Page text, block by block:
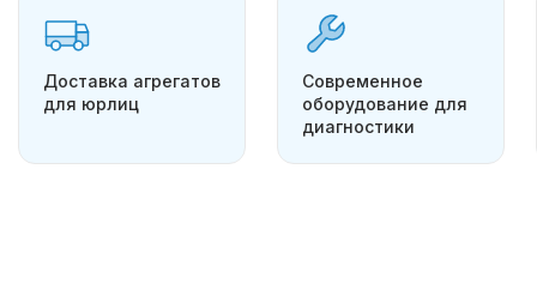
Доставка агрегатов
для юрлиц
Современное
оборудование для
диагностики